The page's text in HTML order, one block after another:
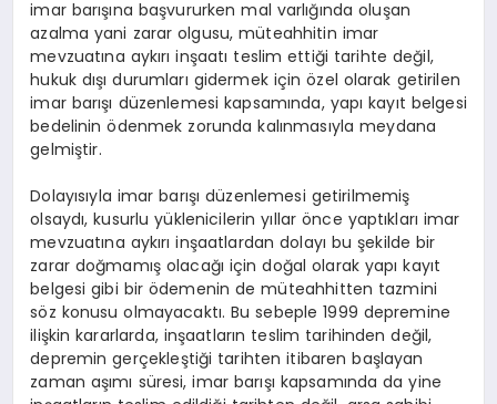
imar barışına başvururken mal varlığında oluşan
azalma yani zarar olgusu, müteahhitin imar
mevzuatına aykırı inşaatı teslim ettiği tarihte değil,
hukuk dışı durumları gidermek için özel olarak getirilen
imar barışı düzenlemesi kapsamında, yapı kayıt belgesi
bedelinin ödenmek zorunda kalınmasıyla meydana
gelmiştir.
Dolayısıyla imar barışı düzenlemesi getirilmemiş
olsaydı, kusurlu yüklenicilerin yıllar önce yaptıkları imar
mevzuatına aykırı inşaatlardan dolayı bu şekilde bir
zarar doğmamış olacağı için doğal olarak yapı kayıt
belgesi gibi bir ödemenin de müteahhitten tazmini
söz konusu olmayacaktı. Bu sebeple 1999 depremine
ilişkin kararlarda, inşaatların teslim tarihinden değil,
depremin gerçekleştiği tarihten itibaren başlayan
zaman aşımı süresi, imar barışı kapsamında da yine